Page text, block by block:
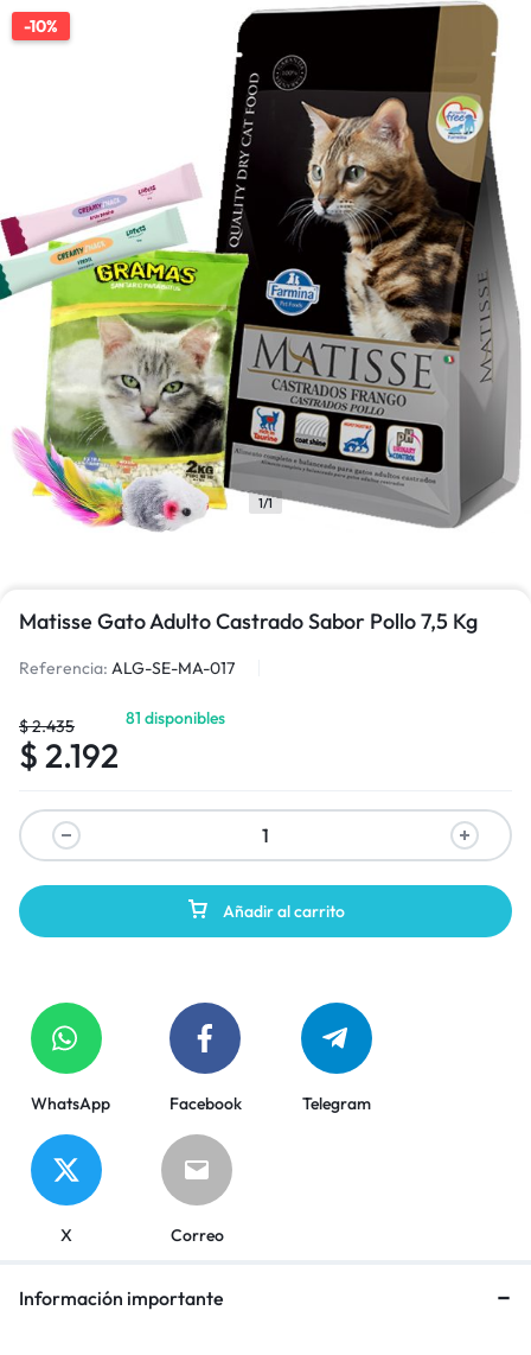
1/1
-10%
Matisse Gato Adulto Castrado Sabor Pollo 7,5 Kg
Referencia: ALG-SE-MA-017
$2.435
$ 2.192
81 disponibles
Añadir al carrito
WhatsApp Facebook Telegram
X Correo
Información importante